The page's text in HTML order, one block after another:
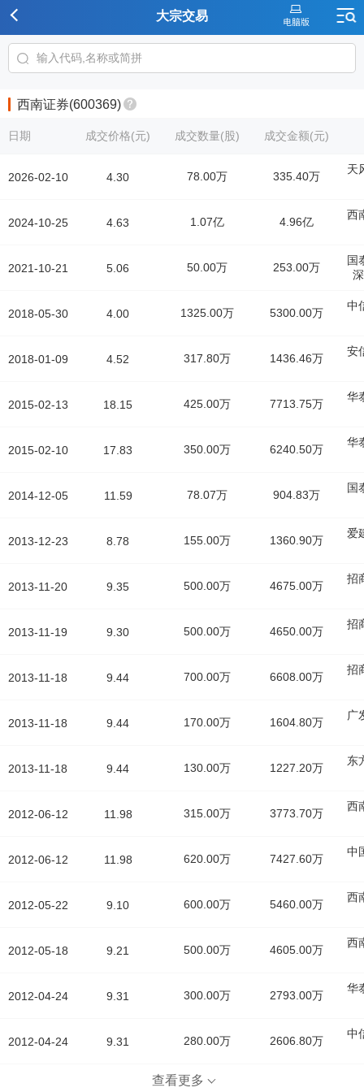
大宗交易
西南证券(600369)
日期
2026-02-10
2024-10-25
2021-10-21
2018-05-30
2018-01-09
2015-02-13
2015-02-10
2014-12-05
2013-12-23
2013-11-20
2013-11-19
2013-11-18
2013-11-18
2013-11-18
2012-06-12
2012-06-12
2012-05-22
2012-05-18
2012-04-24
2012-04-24
成交价格(元) 成交数量(股) 成交金额(元)
4.30 78.00万 335.40万
天
4.63 1.07亿 4.96亿
西
5.06 50.00万 253.00万
国
4.00 1325.00万 5300.00万
中
4.52 317.80万 1436.46万
安
18.15 425.00万 7713.75万
华
17.83 350.00万 6240.50万
华
11.59 78.07万 904.83万
国
8.78 155.00万 1360.90万
爱
9.35 500.00万 4675.00万
招
9.30 500.00万 4650.00万
招
9.44 700.00万 6608.00万
招
9.44 170.00万 1604.80万
广
9.44 130.00万 1227.20万
东
11.98 315.00万 3773.70万
西
11.98 620.00万 7427.60万
中
9.10 600.00万 5460.00万
西
9.21 500.00万 4605.00万
西
9.31 300.00万 2793.00万
华
9.31 280.00万 2606.80万
中
查看更多